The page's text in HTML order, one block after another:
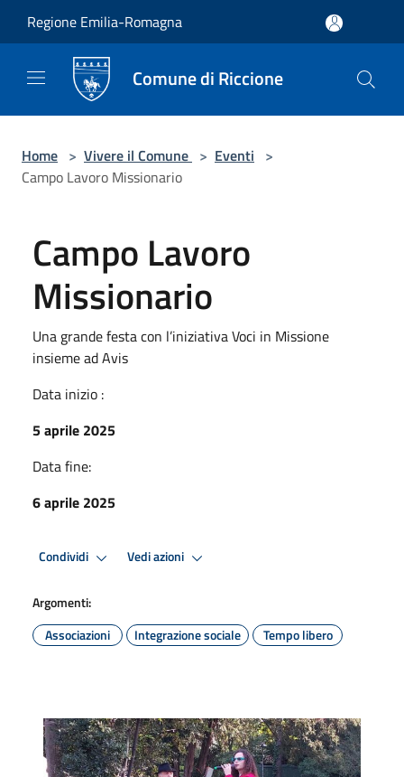
Regione Emilia-Romagna
Comune di Riccione
Home > Vivere il Comune > Eventi >
Campo Lavoro Missionario
Campo Lavoro
Missionario
Una grande festa con l’iniziativa Voci in Missione
insieme ad Avis
Data inizio :
5 aprile 2025
Data fine:
6 aprile 2025
Condividi Vedi azioni
Argomenti:
Associazioni
Integrazione sociale Tempo libero